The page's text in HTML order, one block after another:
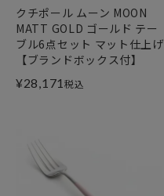
クチポール ムーン MOON
MATT GOLD ゴールド テー
ブル6点セット マット仕上げ
【ブランドボックス付】
¥28,171 税込